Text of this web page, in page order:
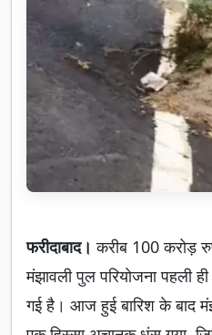
फरीदाबाद।करीब 100 करोड़
मंझावली पुल परियोजना पहली
गई है। आज हुई बारिश के बाद